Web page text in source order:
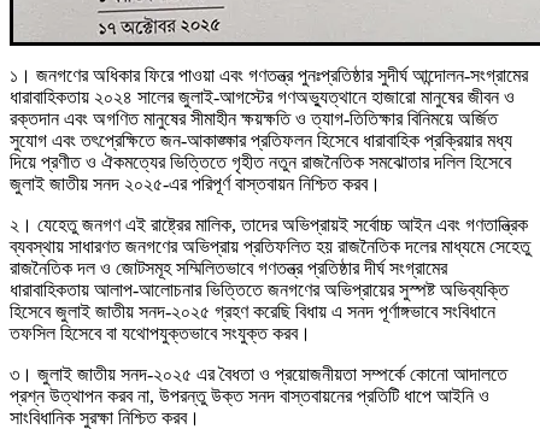
১। জনগণের অধিকার ফিরে পাওয়া এবং গণতন্ত্র পুনঃপ্রতিষ্ঠার সুদীর্ঘ আন্দোলন-সংগ্রামের
ধারাবাহিকতায় ২০২৪ সালের জুলাই-আগস্টের গণঅভ্যুত্থানে হাজারো মানুষের জীবন ও
রক্তদান এবং অগণিত মানুষের সীমাহীন ক্ষয়ক্ষতি ও ত্যাগ-তিতিক্ষার বিনিময়ে অর্জিত
সুযোগ এবং তৎপ্রেক্ষিতে জন-আকাঙ্ক্ষার প্রতিফলন হিসেবে ধারাবাহিক প্রক্রিয়ার মধ্য
দিয়ে প্রণীত ও ঐকমত্যের ভিত্তিতে গৃহীত নতুন রাজনৈতিক সমঝোতার দলিল হিসেবে
জুলাই জাতীয় সনদ ২০২৫-এর পরিপূর্ণ বাস্তবায়ন নিশ্চিত করব।
২। যেহেতু জনগণ এই রাষ্ট্রের মালিক, তাদের অভিপ্রায়ই সর্বোচ্চ আইন এবং গণতান্ত্রিক
ব্যবস্থায় সাধারণত জনগণের অভিপ্রায় প্রতিফলিত হয় রাজনৈতিক দলের মাধ্যমে সেহেতু
রাজনৈতিক দল ও জোটসমূহ সম্মিলিতভাবে গণতন্ত্র প্রতিষ্ঠার দীর্ঘ সংগ্রামের
ধারাবাহিকতায় আলাপ-আলোচনার ভিত্তিতে জনগণের অভিপ্রায়ের সুস্পষ্ট অভিব্যক্তি
হিসেবে জুলাই জাতীয় সনদ-২০২৫ গ্রহণ করেছি বিধায় এ সনদ পূর্ণাঙ্গভাবে সংবিধানে
তফসিল হিসেবে বা যথোপযুক্তভাবে সংযুক্ত করব।
৩। জুলাই জাতীয় সনদ-২০২৫ এর বৈধতা ও প্রয়োজনীয়তা সম্পর্কে কোনো আদালতে
প্রশ্ন উত্থাপন করব না, উপরন্তু উক্ত সনদ বাস্তবায়নের প্রতিটি ধাপে আইনি ও
সাংবিধানিক সুরক্ষা নিশ্চিত করব।